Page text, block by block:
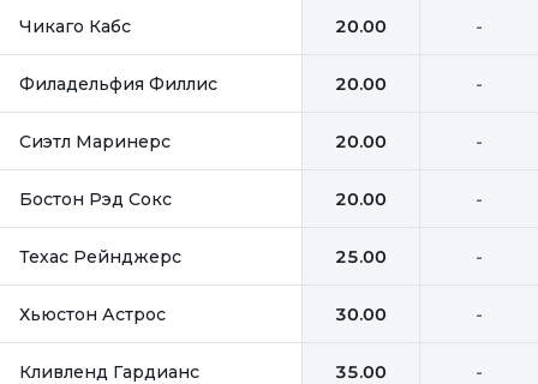
Чикаго Кабс 20.00 -
Филадельфия Филлис 20.00 -
Сиэтл Маринерс 20.00 -
Бостон Рэд Сокс 20.00 -
Техас Рейнджерс 25.00 -
Хьюстон Астрос 30.00 -
Кливленд Гардианс 35.00 -